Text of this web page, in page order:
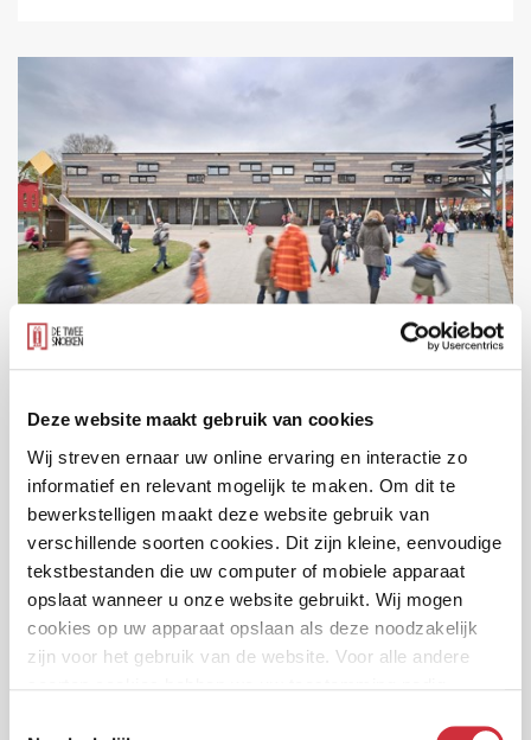
Deze website maakt gebruik van cookies
Wij streven ernaar uw online ervaring en interactie zo
informatief en relevant mogelijk te maken. Om dit te
bewerkstelligen maakt deze website gebruik van
verschillende soorten cookies. Dit zijn kleine, eenvoudige
tekstbestanden die uw computer of mobiele apparaat
opslaat wanneer u onze website gebruikt. Wij mogen
cookies op uw apparaat opslaan als deze noodzakelijk
zijn voor het gebruik van de website. Voor alle andere
Brede School Zandkampen
Zaltbommel